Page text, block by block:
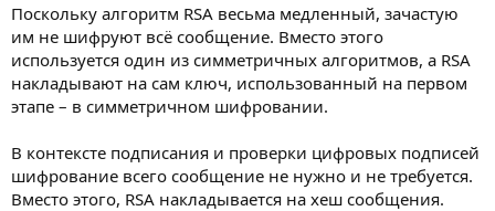
Поскольку алгоритм RSA весьма медленный, зачастую
им не шифруют всё сообщение. Вместо этого
используется один из симметричных алгоритмов, а RSA
накладывают на сам ключ, использованный на первом
этапе – в симметричном шифровании.
В контексте подписания и проверки цифровых подписей
шифрование всего сообщение не нужно и не требуется.
Вместо этого, RSA накладывается на хеш сообщения.